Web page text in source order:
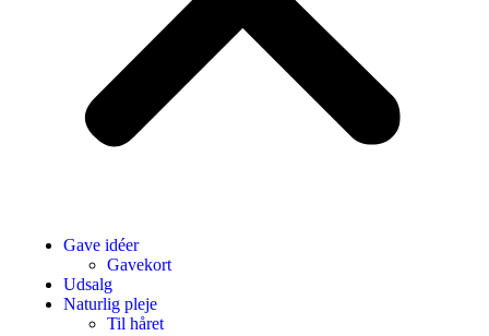
Gave idéer
Gavekort
Udsalg
Naturlig pleje
Til håret